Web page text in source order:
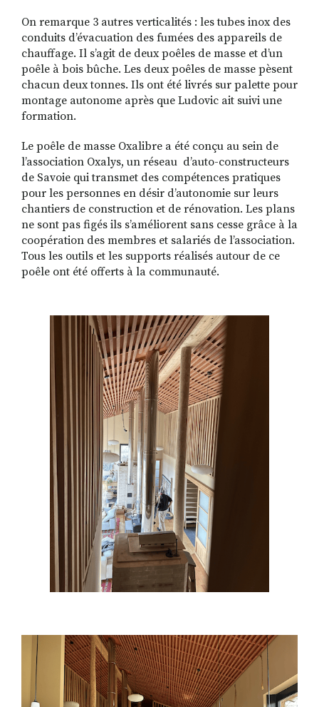
On remarque 3 autres verticalités : les tubes inox des
conduits d’évacuation des fumées des appareils de
chauffage. Il s’agit de deux poêles de masse et d’un
poêle à bois bûche. Les deux poêles de masse pèsent
chacun deux tonnes. Ils ont été livrés sur palette pour
montage autonome après que Ludovic ait suivi une
formation.
Le poêle de masse Oxalibre a été conçu au sein de
l’association Oxalys, un réseau d’auto-constructeurs
de Savoie qui transmet des compétences pratiques
pour les personnes en désir d’autonomie sur leurs
chantiers de construction et de rénovation. Les plans
ne sont pas figés ils s’améliorent sans cesse grâce à la
coopération des membres et salariés de l’association.
Tous les outils et les supports réalisés autour de ce
poêle ont été offerts à la communauté.